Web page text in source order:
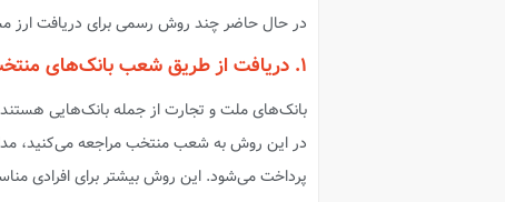
در حال حاضر چند روش رسمی برای دریافت ارز
۱. دریافت از طریق شعب بانک‌های منتخب
بانک‌های ملت و تجارت از جمله بانک‌هایی
در این روش به شعب منتخب مراجعه می‌کنید، مدارک
پرداخت می‌شود. این روش بیشتر برای افرادی